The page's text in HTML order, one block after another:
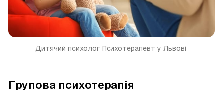
Дитячий психолог Психотерапевт у Львові
Групова психотерапія